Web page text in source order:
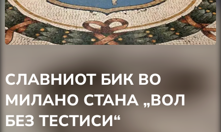
СЛАВНИОТ БИК ВО
МИЛАНО СТАНА „ВОЛ
БЕЗ ТЕСТИСИ“